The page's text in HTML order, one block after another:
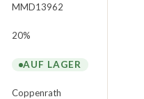
MMD13962
20%
AUF LAGER
Coppenrath